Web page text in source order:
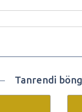
Tanrendi